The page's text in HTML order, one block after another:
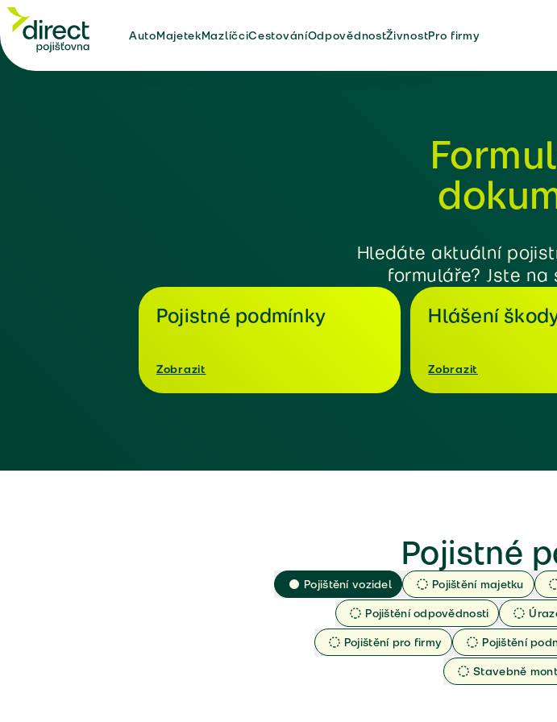
AutoMajetekMazlíčciCestováníOdpovědnostŽivnostPro firmy
Hledáte aktuální
formuláře? Jste na
Pojistné podmínky
Zobrazit
Hlášení
Zobrazit
Pojistné
Pojištění vozidel Pojištění majetku
Pojištění odpovědnosti
Pojištění pro firmy
Pojištění
Stavebně